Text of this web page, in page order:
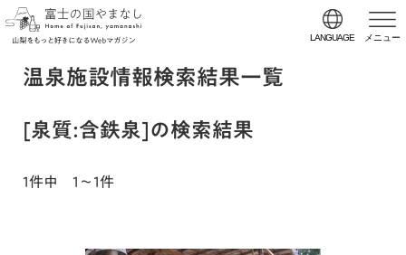
LANGUAGE メニュー
温泉施設情報検索結果一覧
[泉質:含鉄泉]の検索結果
1件中 1～1件